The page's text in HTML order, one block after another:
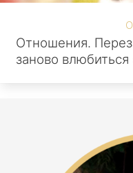
Отношения.
заново